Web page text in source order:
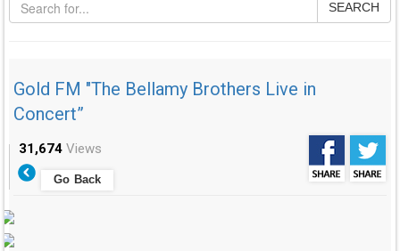
SEARCH
Gold FM "The Bellamy Brothers Live in
Concert”
31,674 Views
Go Back